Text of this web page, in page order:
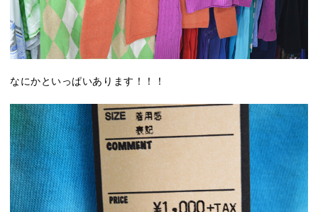
なにかといっぱいあります！！！